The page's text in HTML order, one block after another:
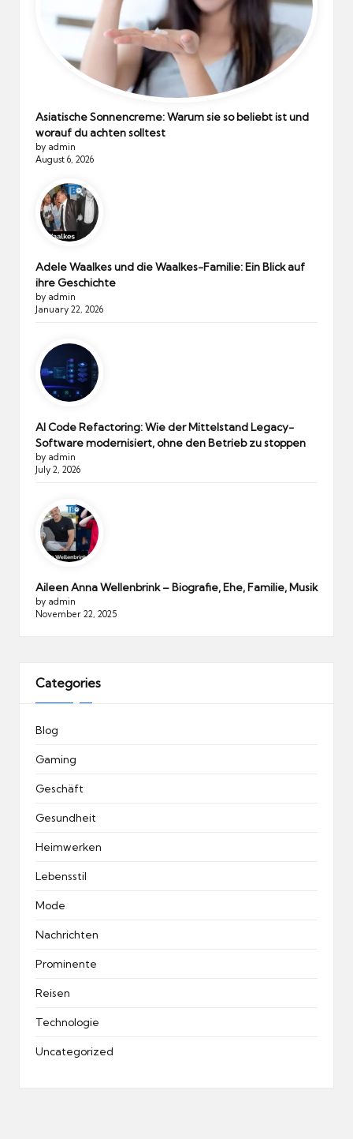
Asiatische Sonnencreme: Warum sie so beliebt ist und
worauf du achten solltest
by admin
August 6, 2026
Adele Waalkes und die Waalkes-Familie: Ein Blick auf
ihre Geschichte
by admin
January 22, 2026
AI Code Refactoring: Wie der Mittelstand Legacy-
Software modernisiert, ohne den Betrieb zu stoppen
by admin
July 2, 2026
Aileen Anna Wellenbrink – Biografie, Ehe, Familie, Musik
by admin
November 22, 2025
Categories
Blog
Gaming
Geschäft
Gesundheit
Heimwerken
Lebensstil
Mode
Nachrichten
Prominente
Reisen
Technologie
Uncategorized